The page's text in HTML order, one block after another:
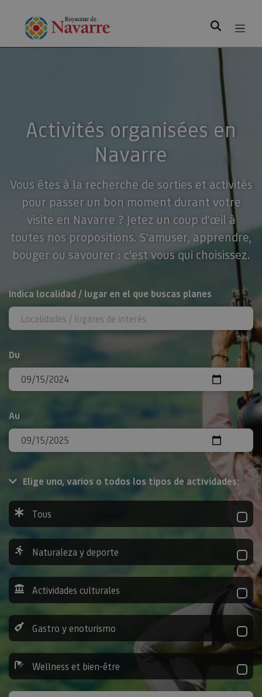
Rechercher
Activités organisées en
Navarre
Vous êtes à la recherche de sorties et activités
pour passer un bon moment durant votre
visite en Navarre ? Jetez un coup d'œil à
toutes nos propositions. S'amuser, apprendre,
bouger ou savourer : c'est vous qui choisissez.
Rechercher
Indica localidad / lugar en el que buscas planes
Du
Au
Elige uno, varios o todos los tipos de actividades:
Tous
Naturaleza y deporte
Actividades culturales
Gastro y enoturismo
Wellness et bien-être